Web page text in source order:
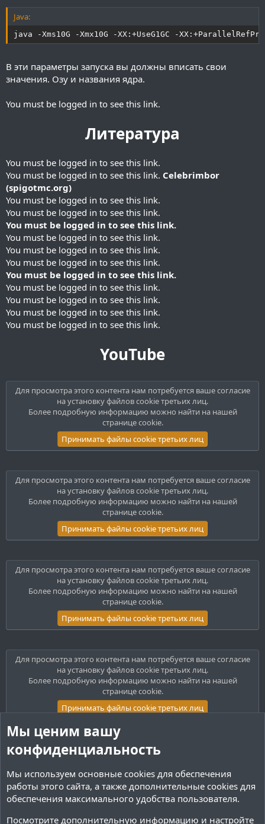
Java:
java -Xms10G -Xmx10G -XX:+UseG1GC -
В эти параметры запуска вы должны вписать свои
значения. Озу и названия ядра.
You must be logged in to see this link.
Литература
You must be logged in to see this link.
You must be logged in to see this link. Celebrimbor
(spigotmc.org)
You must be logged in to see this link.
You must be logged in to see this link.
You must be logged in to see this link.
You must be logged in to see this link.
You must be logged in to see this link.
You must be logged in to see this link.
You must be logged in to see this link.
You must be logged in to see this link.
You must be logged in to see this link.
You must be logged in to see this link.
You must be logged in to see this link.
YouTube
Для просмотра этого контента нам потребуется ваше согласие
на установку файлов cookie третьих лиц.
Более подробную информацию можно найти на нашей
странице cookie.
Принимать файлы cookie третьих лиц
Для просмотра этого контента нам потребуется ваше согласие
на установку файлов cookie третьих лиц.
Более подробную информацию можно найти на нашей
странице cookie.
Принимать файлы cookie третьих лиц
Для просмотра этого контента нам потребуется ваше согласие
на установку файлов cookie третьих лиц.
Более подробную информацию можно найти на нашей
странице cookie.
Принимать файлы cookie третьих лиц
Для просмотра этого контента нам потребуется ваше согласие
на установку файлов cookie третьих лиц.
Более подробную информацию можно найти на нашей
странице cookie.
Принимать файлы cookie третьих лиц
Для просмотра этого контента нам потребуется ваше согласие
на установку файлов cookie третьих лиц.
Более подробную информацию можно найти на нашей
странице cookie .
Принимать файлы cookie третьих лиц
Мы ценим вашу
конфиденциальность
Мы используем основные cookies для обеспечения
работы этого сайта, а также дополнительные cookies для
обеспечения максимального удобства пользователя.
Посмотрите дополнительную информацию и настройте